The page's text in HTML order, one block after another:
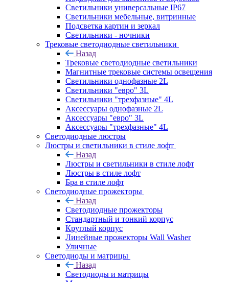
Светильники универсальные IP67
Светильники мебельные, витринные
Подсветка картин и зеркал
Светильники - ночники
Трековые светодиодные светильники
Назад
Трековые светодиодные светильники
Магнитные трековые системы освещения
Светильники однофазные 2L
Светильники "евро" 3L
Светильники "трехфазные" 4L
Аксессуары однофазные 2L
Аксессуары "евро" 3L
Аксессуары "трехфазные" 4L
Светодиодные люстры
Люстры и светильники в стиле лофт
Назад
Люстры и светильники в стиле лофт
Люстры в стиле лофт
Бра в стиле лофт
Светодиодные прожекторы
Назад
Светодиодные прожекторы
Стандартный и тонкий корпус
Круглый корпус
Линейные прожекторы Wall Washer
Уличные
Светодиоды и матрицы
Назад
Светодиоды и матрицы